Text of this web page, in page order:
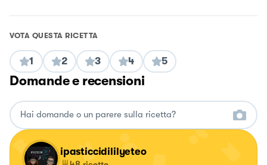
VOTA QUESTA RICETTA
1 2 3 4 5
Domande e recensioni
ipasticcidililyeteo